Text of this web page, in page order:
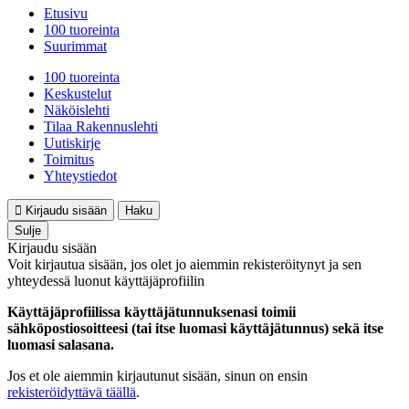
Etusivu
100 tuoreinta
Suurimmat
100 tuoreinta
Keskustelut
Näköislehti
Tilaa Rakennuslehti
Uutiskirje
Toimitus
Yhteystiedot
Kirjaudu sisään
Haku
Sulje
Kirjaudu sisään
Voit kirjautua sisään, jos olet jo aiemmin rekisteröitynyt ja sen
yhteydessä luonut käyttäjäprofiilin
Käyttäjäprofiilissa käyttäjätunnuksenasi toimii
sähköpostiosoitteesi (tai itse luomasi käyttäjätunnus) sekä itse
luomasi salasana.
Jos et ole aiemmin kirjautunut sisään, sinun on ensin
rekisteröidyttävä täällä.